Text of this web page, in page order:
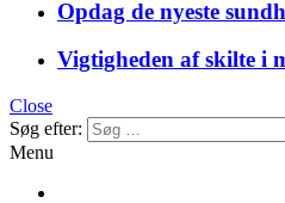
Opdag de nyeste
Vigtigheden af skilte i
Close
Søg efter:
Menu